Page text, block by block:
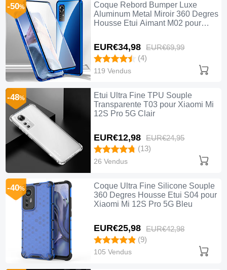
Coque Rebord Bumper Luxe
Aluminum Metal Miroir 360 Degres
Housse Etui Aimant M02 pour
EUR€34,98 EUR€69,99
-50%
(4)
119 Vendus
Etui Ultra Fine TPU Souple
Transparente T03 pour Xiaomi Mi
12S Pro 5G Clair
EUR€12,98 EUR€24,95
-48%
(13)
26 Vendus
Coque Ultra Fine Silicone Souple
360 Degres Housse Etui S04 pour
Xiaomi Mi 12S Pro 5G Bleu
EUR€25,98 EUR€42,98
-40%
(9)
105 Vendus